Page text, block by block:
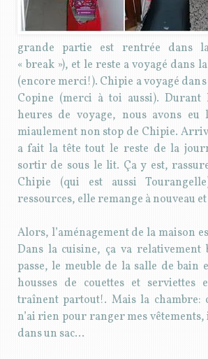
grande partie est rentrée dans
« break »), et le reste a voyagé dans
(encore merci!). Chipie a voyagé dans
Copine (merci à toi aussi). Durant
heures de voyage, nous avons
miaulement non stop de Chipie.
a fait la tête tout le reste de la
sortir de sous le lit. Ça y est,
Chipie (qui est aussi
ressources, elle remange à nouveau
Alors, l’aménagement de la maison
Dans la cuisine, ça va relativement
passe, le meuble de la salle de bain
housses de couettes et serviettes
traînent partout!. Mais la chambre:
n’ai rien pour ranger mes
dans un sac…